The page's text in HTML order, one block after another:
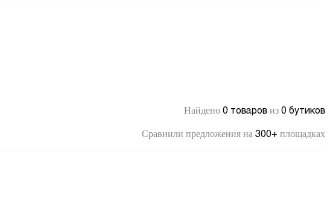
Найдено 0 товаров из 0 бутиков
Сравнили предложения на 300+ площадках